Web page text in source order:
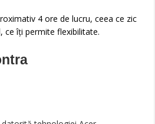
4 ore de lucru, ceea ce zic
ce îți permite flexibilitate.